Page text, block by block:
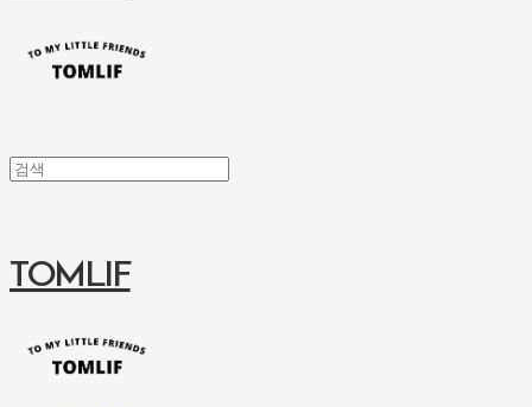
TOMLIF